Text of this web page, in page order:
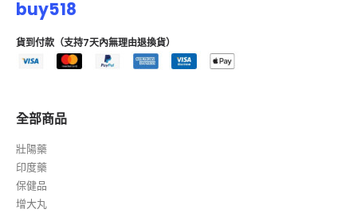
buy518
貨到付款（支持7天內無理由退換貨）
全部商品
壯陽藥
印度藥
保健品
增大丸